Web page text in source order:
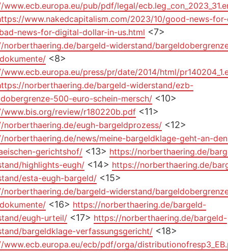
pub/pdf/legal/
www.nakedcapitalism.com/2023/10/good-news-
news-for-digital-dollar-in-us.html <7>
norberthaering.de/bargeld-widerstand/
<8>
press/pr/date/2014/html/
norberthaering.de/bargeld-widerstand/ezb-
500-euro-schein-mersch/<10>
www.bis.org/review/r180220b.pdf<11>
norberthaering.de/eugh-bargeldprozess/<12>
norberthaering.de/news/meine-bargeldklage-geht-an-
gerichtshof/<13> https://norberthaering.de/
highlights-eugh/<14> https://norberthaering.de/
esta-eugh-bargeld/<15>
norberthaering.de/bargeld-widerstand/
<16> https://norberthaering.de/bargeld-
eugh-urteil/<17> https://norberthaering.de/bargeld-
bargeldklage-verfassungsgericht/<18>
www.ecb.europa.eu/ecb/pdf/orga/